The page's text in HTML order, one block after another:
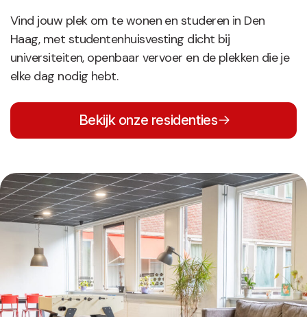
Vind jouw plek om te wonen en studeren in Den
Haag, met studentenhuisvesting dicht bij
universiteiten, openbaar vervoer en de plekken die je
elke dag nodig hebt.
Bekijk onze residenties